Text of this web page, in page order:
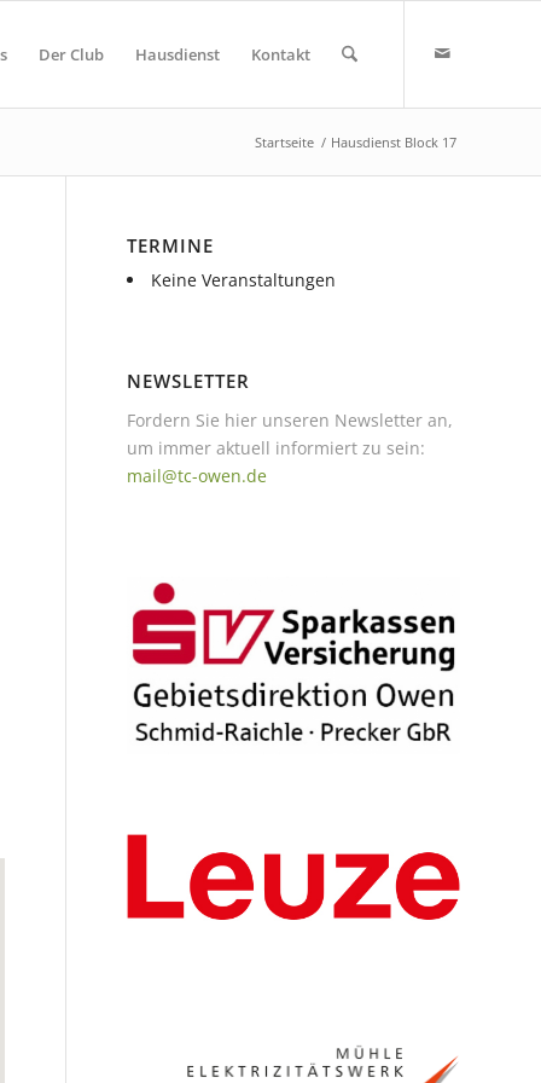
Der Club Hausdienst Kontakt
Startseite / Hausdienst Block 17
TERMINE
Keine Veranstaltungen
NEWSLETTER
Fordern Sie hier unseren Newsletter an,
um immer aktuell informiert zu sein:
mail@tc-owen.de